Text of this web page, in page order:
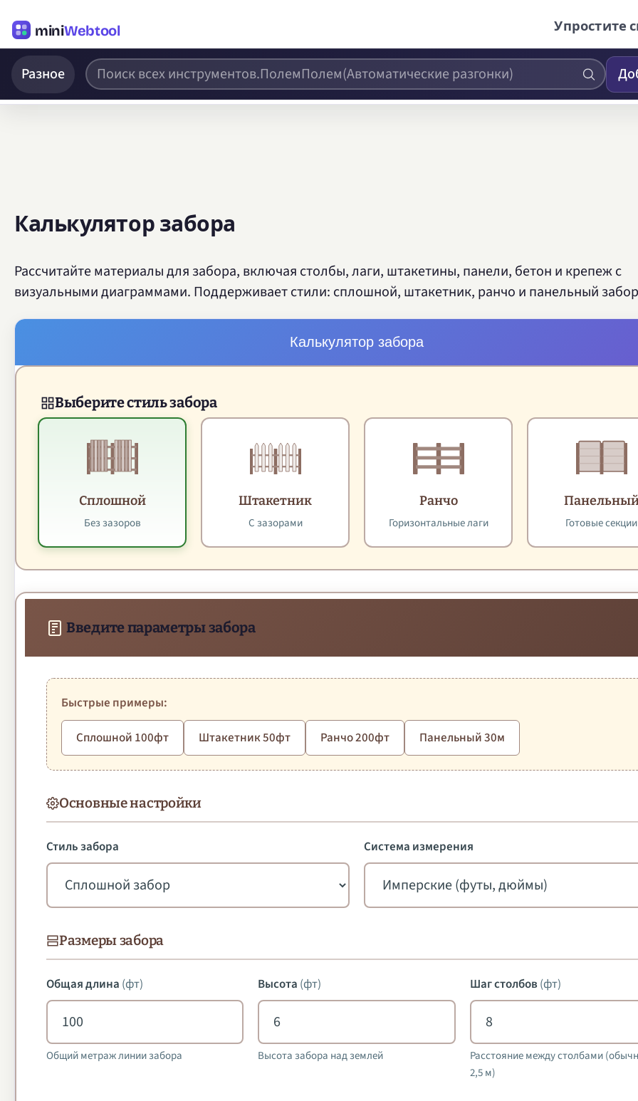
miniWebtool Упростите
Разное
Калькулятор забора
Рассчитайте материалы для забора, включая столбы, лаги, штакетины, панели, бетон и крепеж с
визуальными диаграммами. Поддерживает стили: сплошной, штакетник, ранчо и панельный
Калькулятор забора
Выберите стиль забора
Сплошной
Без зазоров
Штакетник
С зазорами
Ранчо
Горизонтальные лаги Готовые секции
Введите параметры забора
Быстрые примеры:
Сплошной 100фт Штакетник 50фт Ранчо 200фт Панельный 30м
Основные настройки
Стиль забора Система измерения
Размеры забора
Общая длина (фт)
Общий метраж линии забора
Высота (фт)
Высота забора над землей
Шаг столбов(фт)
Расстояние между столбами
2,5 м)